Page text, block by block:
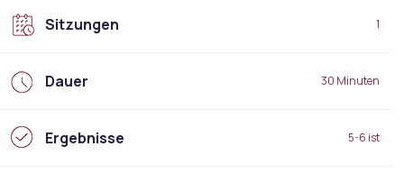
Sitzungen 1
Dauer 30 Minuten
Ergebnisse 5-6 ist